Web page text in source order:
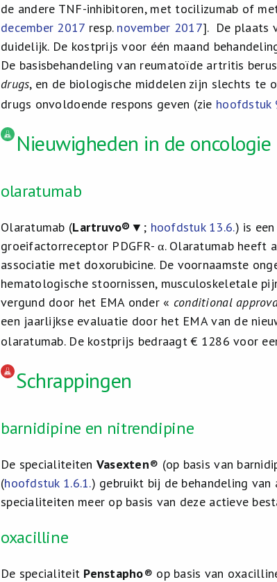
de andere TNF-inhibitoren, met tocilizumab of
december 2017 resp. november 2017]. De plaats
duidelijk. De kostprijs voor één maand
De basisbehandeling van reumatoïde artritis
drugs, en de biologische middelen zijn slechts te
drugs onvoldoende respons geven (zie hoofdstuk
Nieuwigheden in de oncologie
olaratumab
Olaratumab (Lartruvo® ▼; hoofdstuk 13.6.) is
groeifactorreceptor PDGFR- α. Olaratumab heeft
associatie met doxorubicine. De voornaamste
hematologische stoornissen, musculoskeletale
vergund door het EMA onder « conditional
een jaarlijkse evaluatie door het EMA van de
olaratumab. De kostprijs bedraagt € 1286 voor
Schrappingen
barnidipine en nitrendipine
De specialiteiten Vasexten® (op basis van
(hoofdstuk 1.6.1.) gebruikt bij de behandeling
specialiteiten meer op basis van deze actieve
oxacilline
De specialiteit Penstapho® op basis van